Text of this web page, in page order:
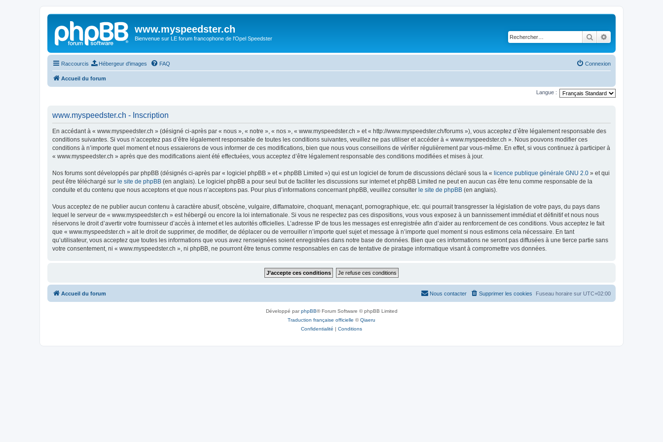
www.myspeedster.ch
Bienvenue sur LE forum francophone de l'Opel Speedster Rechercher
Raccourcis Hébergeur d'images FAQ Connexion
Accueil du forum
Langue :
www.myspeedster.ch - Inscription
En accédant à « www.myspeedster.ch » (désigné ci-après par « nous », « notre », « nos », « www.myspeedster.ch » et « http://www.myspeedster.ch/forums »), vous acceptez d’être légalement responsable des
conditions suivantes. Si vous n’acceptez pas d’être légalement responsable de toutes les conditions suivantes, veuillez ne pas utiliser et accéder à « www.myspeedster.ch ». Nous pouvons modifier ces
conditions à n’importe quel moment et nous essaierons de vous informer de ces modifications, bien que nous vous conseillons de vérifier régulièrement par vous-même. En effet, si vous continuez à participer à
« www.myspeedster.ch » après que des modifications aient été effectuées, vous acceptez d’être légalement responsable des conditions modifiées et mises à jour.
Nos forums sont développés par phpBB (désignés ci-après par « logiciel phpBB » et « phpBB Limited ») qui est un logiciel de forum de discussions déclaré sous la « licence publique générale GNU 2.0 » et qui
peut être téléchargé sur le site de phpBB (en anglais). Le logiciel phpBB a pour seul but de faciliter les discussions sur internet et phpBB Limited ne peut en aucun cas être tenu comme responsable de la
conduite et du contenu que nous acceptons et que nous n’acceptons pas. Pour plus d’informations concernant phpBB, veuillez consulter le site de phpBB (en anglais).
Vous acceptez de ne publier aucun contenu à caractère abusif, obscène, vulgaire, diffamatoire, choquant, menaçant, pornographique, etc. qui pourrait transgresser la législation de votre pays, du pays dans
lequel le serveur de « www.myspeedster.ch » est hébergé ou encore la loi internationale. Si vous ne respectez pas ces dispositions, vous vous exposez à un bannissement immédiat et définitif et nous nous
réservons le droit d’avertir votre fournisseur d’accès à internet et les autorités officielles. L’adresse IP de tous les messages est enregistrée afin d’aider au renforcement de ces conditions. Vous acceptez le fait
que « www.myspeedster.ch » ait le droit de supprimer, de modifier, de déplacer ou de verrouiller n’importe quel sujet et message à n’importe quel moment si nous estimons cela nécessaire. En tant
qu’utilisateur, vous acceptez que toutes les informations que vous avez renseignées soient enregistrées dans notre base de données. Bien que ces informations ne seront pas diffusées à une tierce partie sans
votre consentement, ni « www.myspeedster.ch », ni phpBB, ne pourront être tenus comme responsables en cas de tentative de piratage informatique visant à compromettre vos données.
Accueil du forum Fuseau horaire sur UTC+02:00
Supprimer les cookies
Nous contacter
Développé parphpBB® Forum Software © phpBB Limited
Traduction française officielle ©Qiaeru
Confidentialité | Conditions